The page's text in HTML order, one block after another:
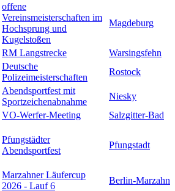
offene
Vereinsmeisterschaften im
Hochsprung und
Kugelstoßen
Magdeburg
RM Langstrecke
Warsingsfehn
Deutsche
Polizeimeisterschaften
Rostock
Abendsportfest mit
Sportzeichenabnahme
Niesky
VO-Werfer-Meeting Salzgitter-Bad
Pfungstädter
Abendsportfest
Pfungstadt
Marzahner Läufercup
2026 - Lauf 6
Berlin-Marzahn